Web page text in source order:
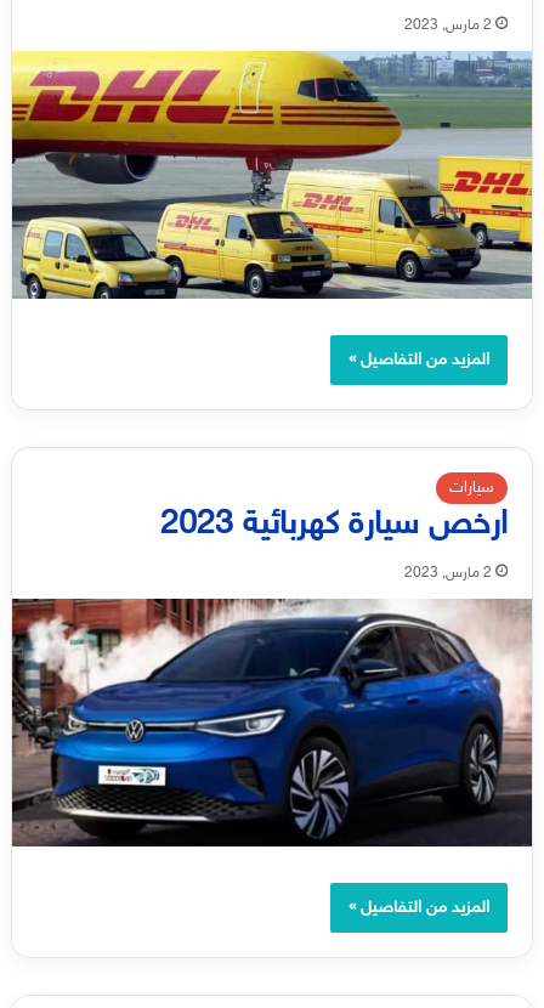
2 مارس, 2023
المزيد من التفاصيل »
سيارات
ارخص سيارة كهربائية 2023
2 مارس, 2023
المزيد من التفاصيل »